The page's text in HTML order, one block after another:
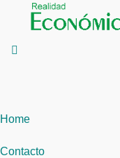
contenido
Home
Contacto